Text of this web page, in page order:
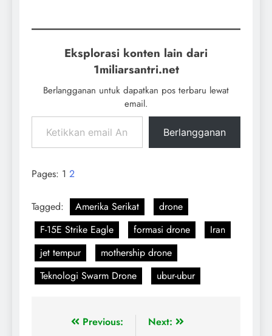
Eksplorasi konten lain dari
1miliarsantri.net
Berlangganan untuk dapatkan pos terbaru lewat
email.
Berlangganan
Pages: 1 2
Tagged: Amerika Serikat
drone
F-15E Strike Eagle
formasi drone
Iran
jet tempur
mothership drone
Teknologi Swarm Drone
ubur-ubur
Previous:
Next: